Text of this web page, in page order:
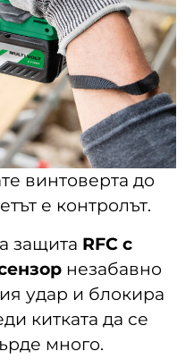
винтоверта до
е контролът.
защита RFC с
незабавно
удар и блокира
китката да се
много.